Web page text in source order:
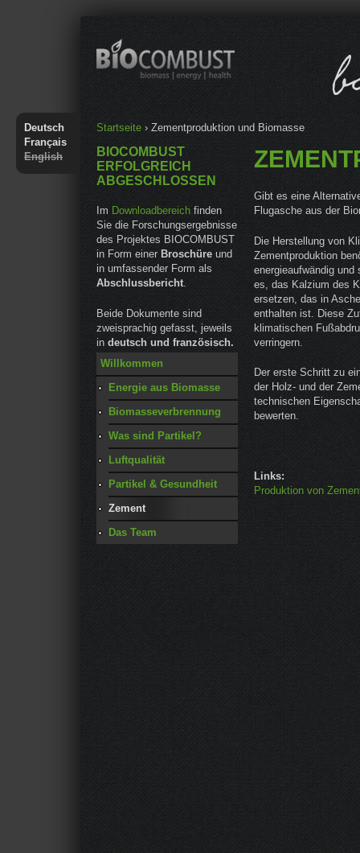
Sie sind hier
Startseite › Zementproduktion und Biomasse
Gibt es eine
Flugasche aus der
Die Herstellung von
Zementproduktion
energieaufwändig und
es, das Kalzium des
ersetzen, das in
enthalten ist. Diese
klimatischen
verringern.
Der erste Schritt zu
der Holz- und der
technischen
bewerten.
Links:
Produktion von
BIOCOMBUST
ERFOLGREICH
ABGESCHLOSSEN
Im Downloadbereich finden
Sie die Forschungsergebnisse
des Projektes BIOCOMBUST
in Form einer Broschüre und
in umfassender Form als
Abschlussbericht.
Beide Dokumente sind
zweisprachig gefasst, jeweils
in deutsch und französisch.
Deutsch
Français
English
Willkommen
Energie aus Biomasse
Biomasseverbrennung
Was sind Partikel?
Luftqualität
Partikel & Gesundheit
Zement
Das Team